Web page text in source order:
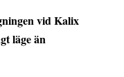
vid Kalix
läge än